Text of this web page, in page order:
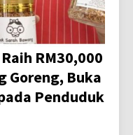
RM30,000
Goreng, Buka
Penduduk